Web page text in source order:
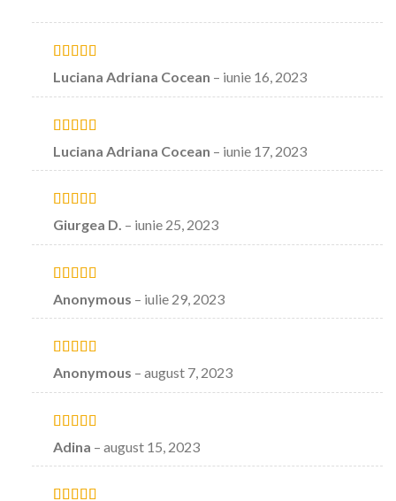
Evaluat la5
stele din 5
Luciana Adriana Cocean – iunie 16, 2023
Evaluat la
4stele din
5
Luciana Adriana Cocean – iunie 17, 2023
Evaluat la5
stele din 5
Giurgea D. – iunie 25, 2023
Evaluat la5
stele din 5
Anonymous – iulie 29, 2023
Evaluat la5
stele din 5
Anonymous – august 7, 2023
Evaluat la5
stele din 5
Adina – august 15, 2023